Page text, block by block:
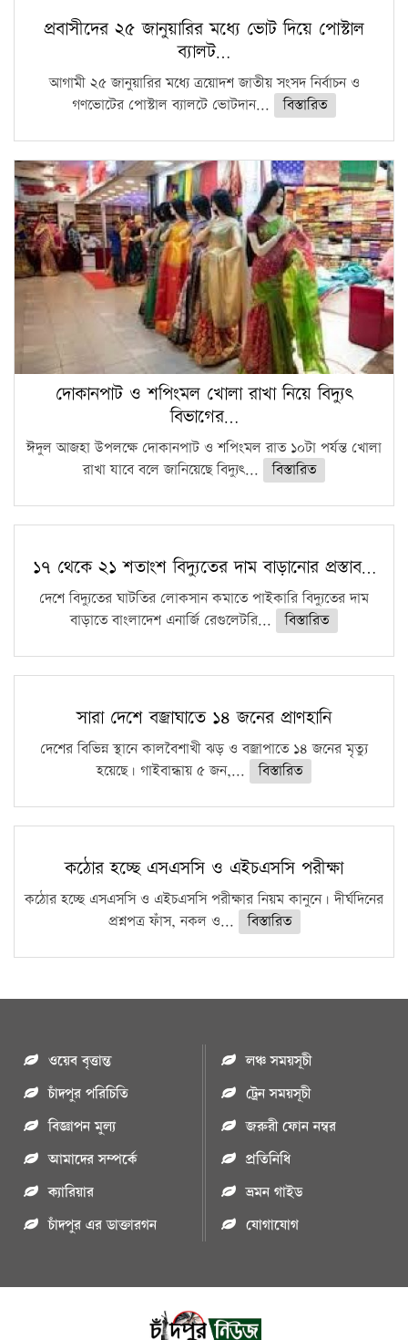
প্রবাসীদের ২৫ জানুয়ারির মধ্যে ভোট দিয়ে পোস্টাল
ব্যালট…
আগামী ২৫ জানুয়ারির মধ্যে ত্রয়োদশ জাতীয় সংসদ নির্বাচন ও
গণভোটের পোস্টাল ব্যালটে ভোটদান...
বিস্তারিত
দোকানপাট ও শপিংমল খোলা রাখা নিয়ে বিদ্যুৎ
বিভাগের…
ঈদুল আজহা উপলক্ষে দোকানপাট ও শপিংমল রাত ১০টা পর্যন্ত খোলা
রাখা যাবে বলে জানিয়েছে বিদ্যুৎ...
বিস্তারিত
১৭ থেকে ২১ শতাংশ বিদ্যুতের দাম বাড়ানোর প্রস্তাব…
দেশে বিদ্যুতের ঘাটতির লোকসান কমাতে পাইকারি বিদ্যুতের দাম
বাড়াতে বাংলাদেশ এনার্জি রেগুলেটরি...
বিস্তারিত
সারা দেশে বজ্রাঘাতে ১৪ জনের প্রাণহানি
দেশের বিভিন্ন স্থানে কালবৈশাখী ঝড় ও বজ্রাপাতে ১৪ জনের মৃত্যু
হয়েছে। গাইবান্ধায় ৫ জন,...
বিস্তারিত
কঠোর হচ্ছে এসএসসি ও এইচএসসি পরীক্ষা
কঠোর হচ্ছে এসএসসি ও এইচএসসি পরীক্ষার নিয়ম কানুনে। দীর্ঘদিনের
প্রশ্নপত্র ফাঁস, নকল ও...
বিস্তারিত
ওয়েব বৃত্তান্ত
চাঁদপুর পরিচিতি
বিজ্ঞাপন মুল্য
আমাদের সম্পর্কে
ক্যারিয়ার
চাঁদপুর এর ডাক্তারগন
লঞ্চ সময়সূচী
ট্রেন সময়সূচী
জরুরী ফোন নম্বর
প্রতিনিধি
ভ্রমন গাইড
যোগাযোগ